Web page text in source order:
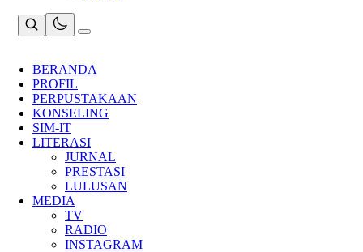
BERANDA
PROFIL
PERPUSTAKAAN
KONSELING
SIM-IT
LITERASI
JURNAL
PRESTASI
LULUSAN
MEDIA
TV
RADIO
INSTAGRAM